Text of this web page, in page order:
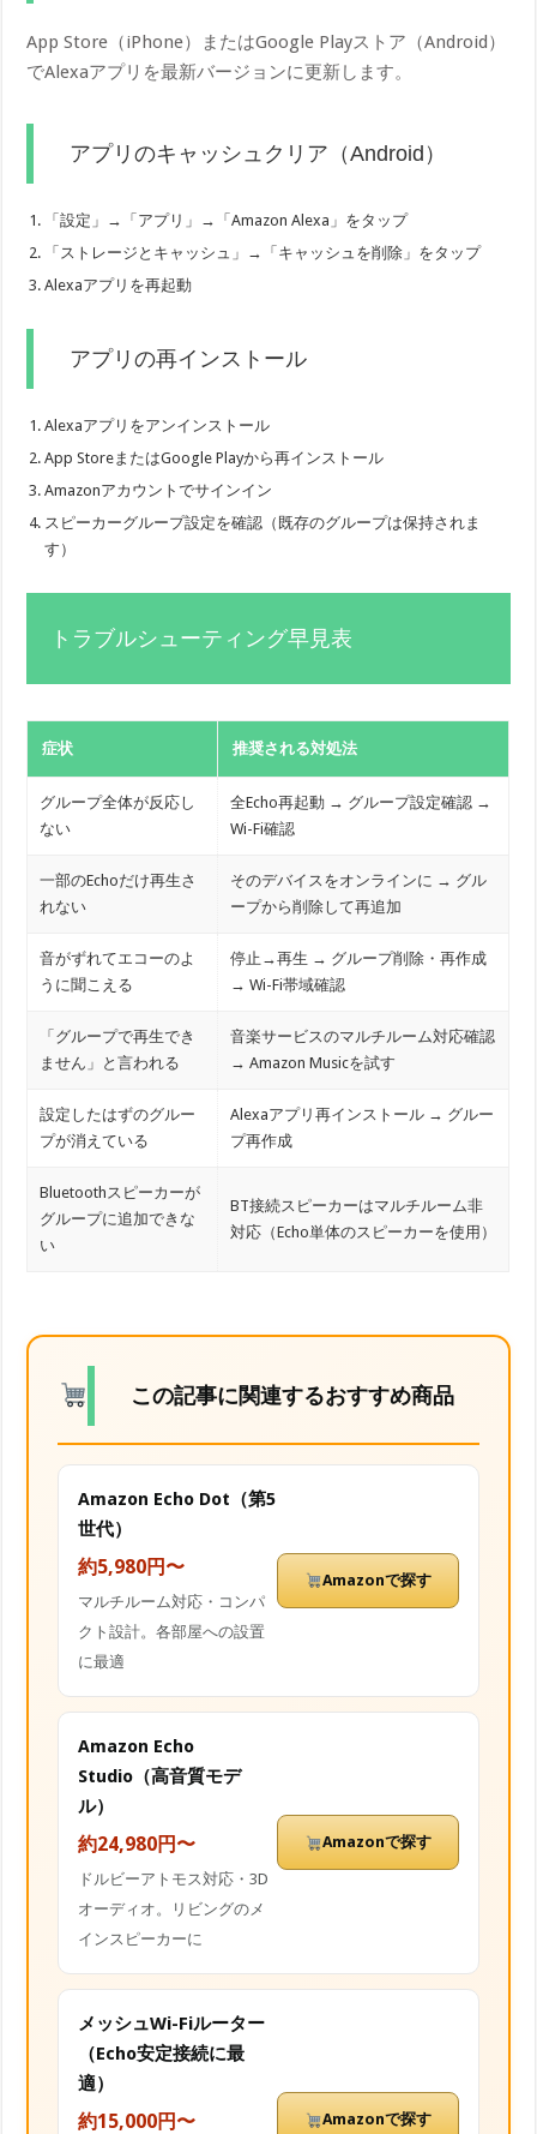
App Store（iPhone）またはGoogle Playストア（Android）
でAlexaアプリを最新バージョンに更新します。
アプリのキャッシュクリア（Android）
「設定」→「アプリ」→「Amazon Alexa」をタップ
「ストレージとキャッシュ」→「キャッシュを削除」をタップ
Alexaアプリを再起動
アプリの再インストール
Alexaアプリをアンインストール
App StoreまたはGoogle Playから再インストール
Amazonアカウントでサインイン
スピーカーグループ設定を確認（既存のグループは保持されま
す）
トラブルシューティング早見表
症状 推奨される対処法
グループ全体が反応し
ない
全Echo再起動 → グループ設定確認 →
Wi-Fi確認
一部のEchoだけ再生さ
れない
そのデバイスをオンラインに → グル
ープから削除して再追加
音がずれてエコーのよ
うに聞こえる
停止→再生 → グループ削除・再作成
→ Wi-Fi帯域確認
「グループで再生でき
ません」と言われる
音楽サービスのマルチルーム対応確認
→ Amazon Musicを試す
設定したはずのグルー
プが消えている
Alexaアプリ再インストール → グルー
プ再作成
Bluetoothスピーカーが
グループに追加できな
い
BT接続スピーカーはマルチルーム非
対応（Echo単体のスピーカーを使用）
この記事に関連するおすすめ商品
Amazon Echo Dot（第5
世代）
約5,980円〜
マルチルーム対応・コンパ
クト設計。各部屋への設置
に最適
Amazonで探す
Amazon Echo
Studio（高音質モデ
ル）
約24,980円〜
ドルビーアトモス対応・3D
オーディオ。リビングのメ
インスピーカーに
Amazonで探す
メッシュWi-Fiルーター
（Echo安定接続に最
適）
約15,000円〜 Amazonで探す